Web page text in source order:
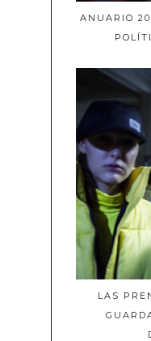
ANUARIO
LAS